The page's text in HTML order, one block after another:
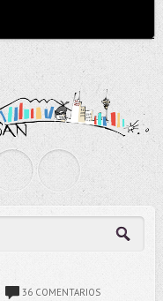
36 COMENTARIOS